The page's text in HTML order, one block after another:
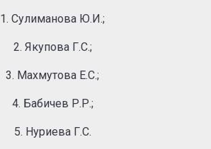
1. Сулиманова Ю.И.;
2. Якупова Г.С.;
3. Махмутова Е.С.;
4. Бабичев Р.Р.;
5. Нуриева Г.С.